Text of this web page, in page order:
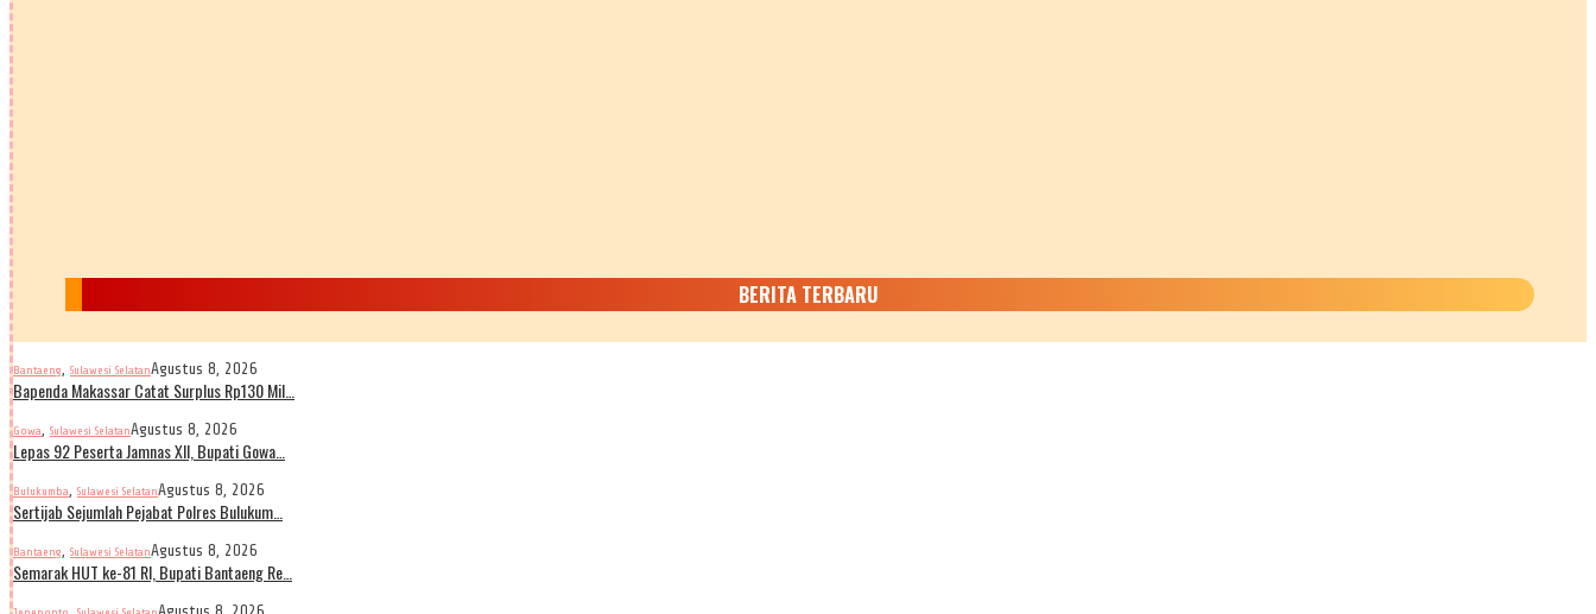
BERITA TERBARU
Bantaeng, Sulawesi SelatanAgustus 8, 2026
Bapenda Makassar Catat Surplus Rp130 Mil…
Gowa, Sulawesi SelatanAgustus 8, 2026
Lepas 92 Peserta Jamnas XII, Bupati Gowa…
Bulukumba, Sulawesi SelatanAgustus 8, 2026
Sertijab Sejumlah Pejabat Polres Bulukum…
Bantaeng, Sulawesi SelatanAgustus 8, 2026
Semarak HUT ke-81 RI, Bupati Bantaeng Re…